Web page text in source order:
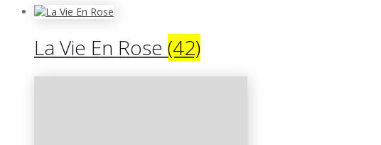
La Vie En Rose (42)